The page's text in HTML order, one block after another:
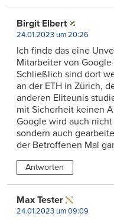
Birgit Elbert
24.01.2023 um 20:26
Ich finde das eine
Mitarbeiter von
Schließlich sind dort
an der ETH in Zürich,
anderen Eliteunis
mit Sicherheit keinen
Google wird auch
sondern auch
der Betroffenen Mal
Antworten
Max Tester
24.01.2023 um 09:09